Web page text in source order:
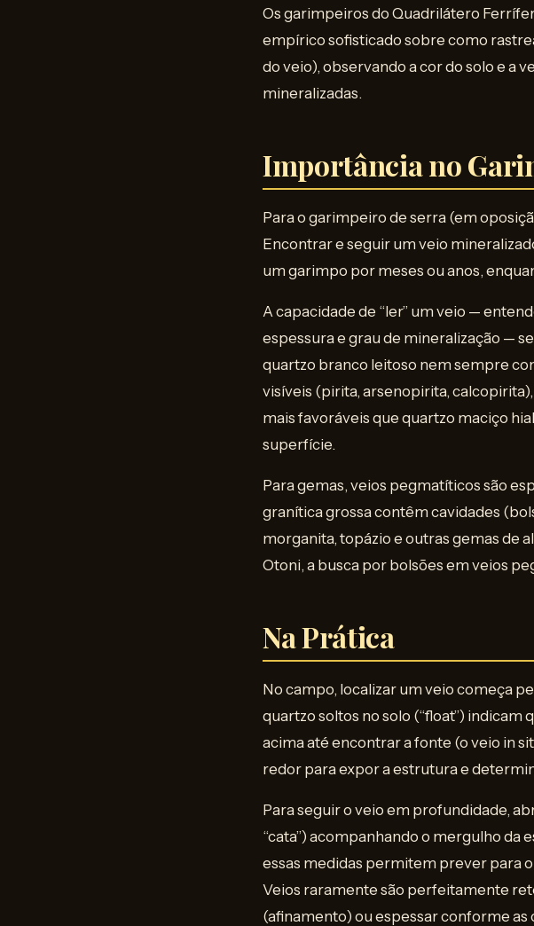
Os garimpeiros do Quadrilátero
empírico sofisticado sobre como
do veio), observando a cor do solo e a
mineralizadas.
Importância no
Para o garimpeiro de serra (em
Encontrar e seguir um veio
um garimpo por meses ou anos,
A capacidade de “ler” um veio —
espessura e grau de mineralização —
quartzo branco leitoso nem sempre
visíveis (pirita, arsenopirita,
mais favoráveis que quartzo maciço
superfície.
Para gemas, veios pegmatíticos são
granítica grossa contêm cavidades
morganita, topázio e outras gemas de
Otoni, a busca por bolsões em veios
Na Prática
No campo, localizar um veio começa
quartzo soltos no solo (“float”)
acima até encontrar a fonte (o veio in
redor para expor a estrutura e
Para seguir o veio em profundidade,
“cata”) acompanhando o mergulho da
essas medidas permitem prever para
Veios raramente são perfeitamente
(afinamento) ou espessar conforme as